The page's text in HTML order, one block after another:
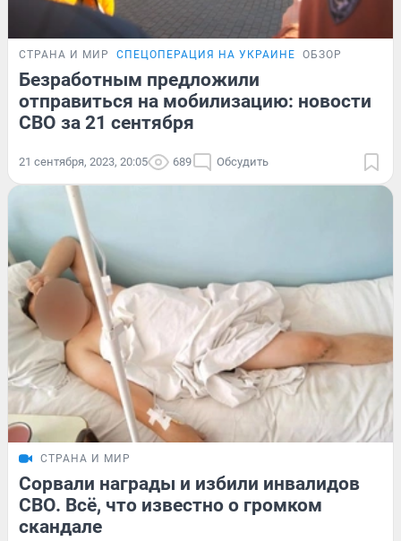
СТРАНА И МИР СПЕЦОПЕРАЦИЯ НА УКРАИНЕ ОБЗОР
Безработным предложили
отправиться на мобилизацию: новости
СВО за 21 сентября
21 сентября, 2023, 20:05 689 Обсудить
СТРАНА И МИР
Сорвали награды и избили инвалидов
СВО. Всё, что известно о громком
скандале